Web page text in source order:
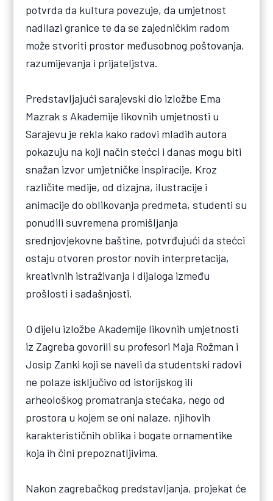
potvrda da kultura povezuje, da umjetnost
nadilazi granice te da se zajedničkim radom
može stvoriti prostor međusobnog poštovanja,
razumijevanja i prijateljstva.
Predstavljajući sarajevski dio izložbe Ema
Mazrak s Akademije likovnih umjetnosti u
Sarajevu je rekla kako radovi mladih autora
pokazuju na koji način stećci i danas mogu biti
snažan izvor umjetničke inspiracije. Kroz
različite medije, od dizajna, ilustracije i
animacije do oblikovanja predmeta, studenti su
ponudili suvremena promišljanja
srednjovjekovne baštine, potvrđujući da stećci
ostaju otvoren prostor novih interpretacija,
kreativnih istraživanja i dijaloga između
prošlosti i sadašnjosti.
O dijelu izložbe Akademije likovnih umjetnosti
iz Zagreba govorili su profesori Maja Rožman i
Josip Zanki koji se naveli da studentski radovi
ne polaze isključivo od istorijskog ili
arheološkog promatranja stećaka, nego od
prostora u kojem se oni nalaze, njihovih
karakterističnih oblika i bogate ornamentike
koja ih čini prepoznatljivima.
Nakon zagrebačkog predstavljanja, projekat će